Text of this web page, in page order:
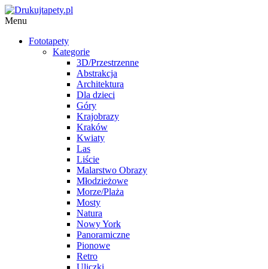
Menu
Fototapety
Kategorie
3D/Przestrzenne
Abstrakcja
Architektura
Dla dzieci
Góry
Krajobrazy
Kraków
Kwiaty
Las
Liście
Malarstwo Obrazy
Młodzieżowe
Morze/Plaża
Mosty
Natura
Nowy York
Panoramiczne
Pionowe
Retro
Uliczki